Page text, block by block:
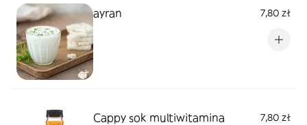
ayran 7,80 zł
Cappy sok multiwitamina 7,80 zł